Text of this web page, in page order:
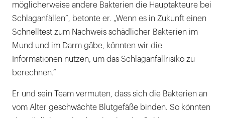
möglicherweise andere Bakterien die Hauptakteure bei
Schlaganfällen“, betonte er. „Wenn es in Zukunft einen
Schnelltest zum Nachweis schädlicher Bakterien im
Mund und im Darm gäbe, könnten wir die
Informationen nutzen, um das Schlaganfallrisiko zu
berechnen.“
Er und sein Team vermuten, dass sich die Bakterien an
vom Alter geschwächte Blutgefäße binden. So könnten